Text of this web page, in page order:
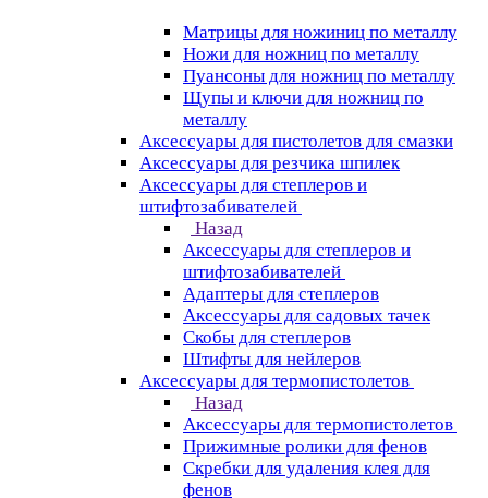
Матрицы для ножиниц по металлу
Ножи для ножниц по металлу
Пуансоны для ножниц по металлу
Щупы и ключи для ножниц по
металлу
Аксессуары для пистолетов для смазки
Аксессуары для резчика шпилек
Аксессуары для степлеров и
штифтозабивателей
Назад
Аксессуары для степлеров и
штифтозабивателей
Адаптеры для степлеров
Аксессуары для садовых тачек
Скобы для степлеров
Штифты для нейлеров
Аксессуары для термопистолетов
Назад
Аксессуары для термопистолетов
Прижимные ролики для фенов
Скребки для удаления клея для
фенов